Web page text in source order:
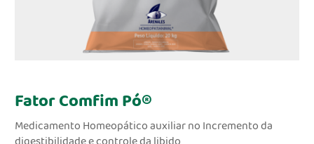
Fator Comfim Pó®
Medicamento Homeopático auxiliar no Incremento da